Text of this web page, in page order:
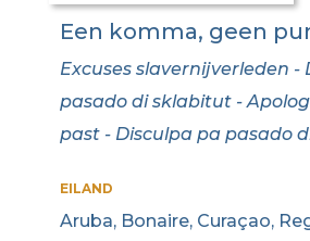
Een komma, geen
Excuses slavernijverleden -
pasado di sklabitut -
past - Disculpa pa pasado
EILAND
Aruba, Bonaire, Curaçao,